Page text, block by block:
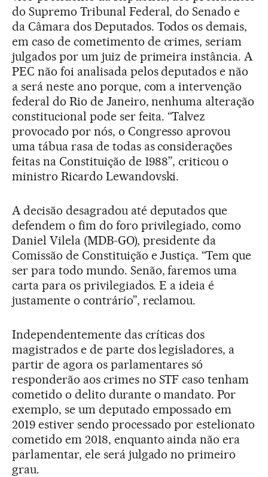
do Supremo Tribunal Federal, do Senado e
da Câmara dos Deputados. Todos os demais,
em caso de cometimento de crimes, seriam
julgados por um juiz de primeira instância. A
PEC não foi analisada pelos deputados e não
a será neste ano porque, com a intervenção
federal do Rio de Janeiro, nenhuma alteração
constitucional pode ser feita. “Talvez
provocado por nós, o Congresso aprovou
uma tábua rasa de todas as considerações
feitas na Constituição de 1988”, criticou o
ministro Ricardo Lewandovski.
A decisão desagradou até deputados que
defendem o fim do foro privilegiado, como
Daniel Vilela (MDB-GO), presidente da
Comissão de Constituição e Justiça. “Tem que
ser para todo mundo. Senão, faremos uma
carta para os privilegiados. E a ideia é
justamente o contrário”, reclamou.
Independentemente das críticas dos
magistrados e de parte dos legisladores, a
partir de agora os parlamentares só
responderão aos crimes no STF caso tenham
cometido o delito durante o mandato. Por
exemplo, se um deputado empossado em
2019 estiver sendo processado por estelionato
cometido em 2018, enquanto ainda não era
parlamentar, ele será julgado no primeiro
grau.